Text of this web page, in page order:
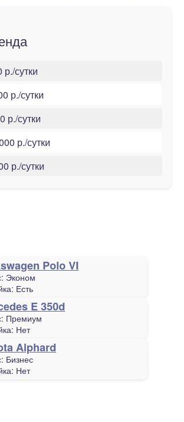
р./сутки
р./сутки
р./сутки
р./сутки
р./сутки
Polo VI
Эконом
Есть
E 350d
Премиум
Нет
Alphard
Бизнес
Нет